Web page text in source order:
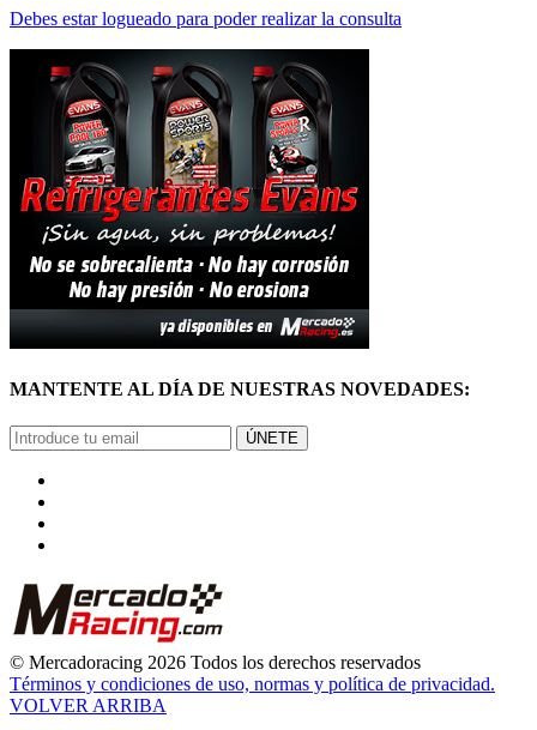
© Mercadoracing 2026 Todos los derechos reservados
Términos y condiciones de uso, normas y política de privacidad.
VOLVER ARRIBA